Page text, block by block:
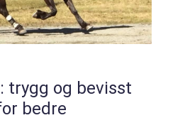
trygg og bevisst
bedre